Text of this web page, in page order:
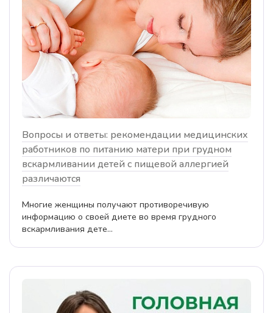
Вопросы и ответы: рекомендации медицинских
работников по питанию матери при грудном
вскармливании детей с пищевой аллергией
различаются
Многие женщины получают противоречивую
информацию о своей диете во время грудного
вскармливания дете...